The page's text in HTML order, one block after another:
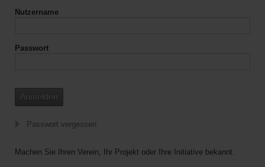
und
Retten
Nutzername
Passwort
Anmelden
Passwort vergessen
Machen Sie Ihren Verein, Ihr Projekt oder Ihre Initiative bekannt.